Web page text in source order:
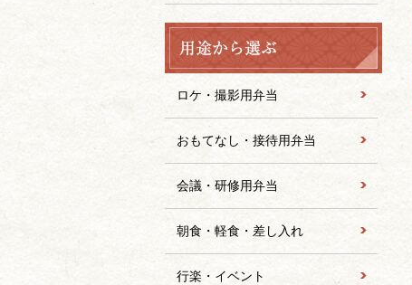
ロケ・撮影用弁当
おもてなし・接待用弁当
会議・研修用弁当
朝食・軽食・差し入れ
行楽・イベント